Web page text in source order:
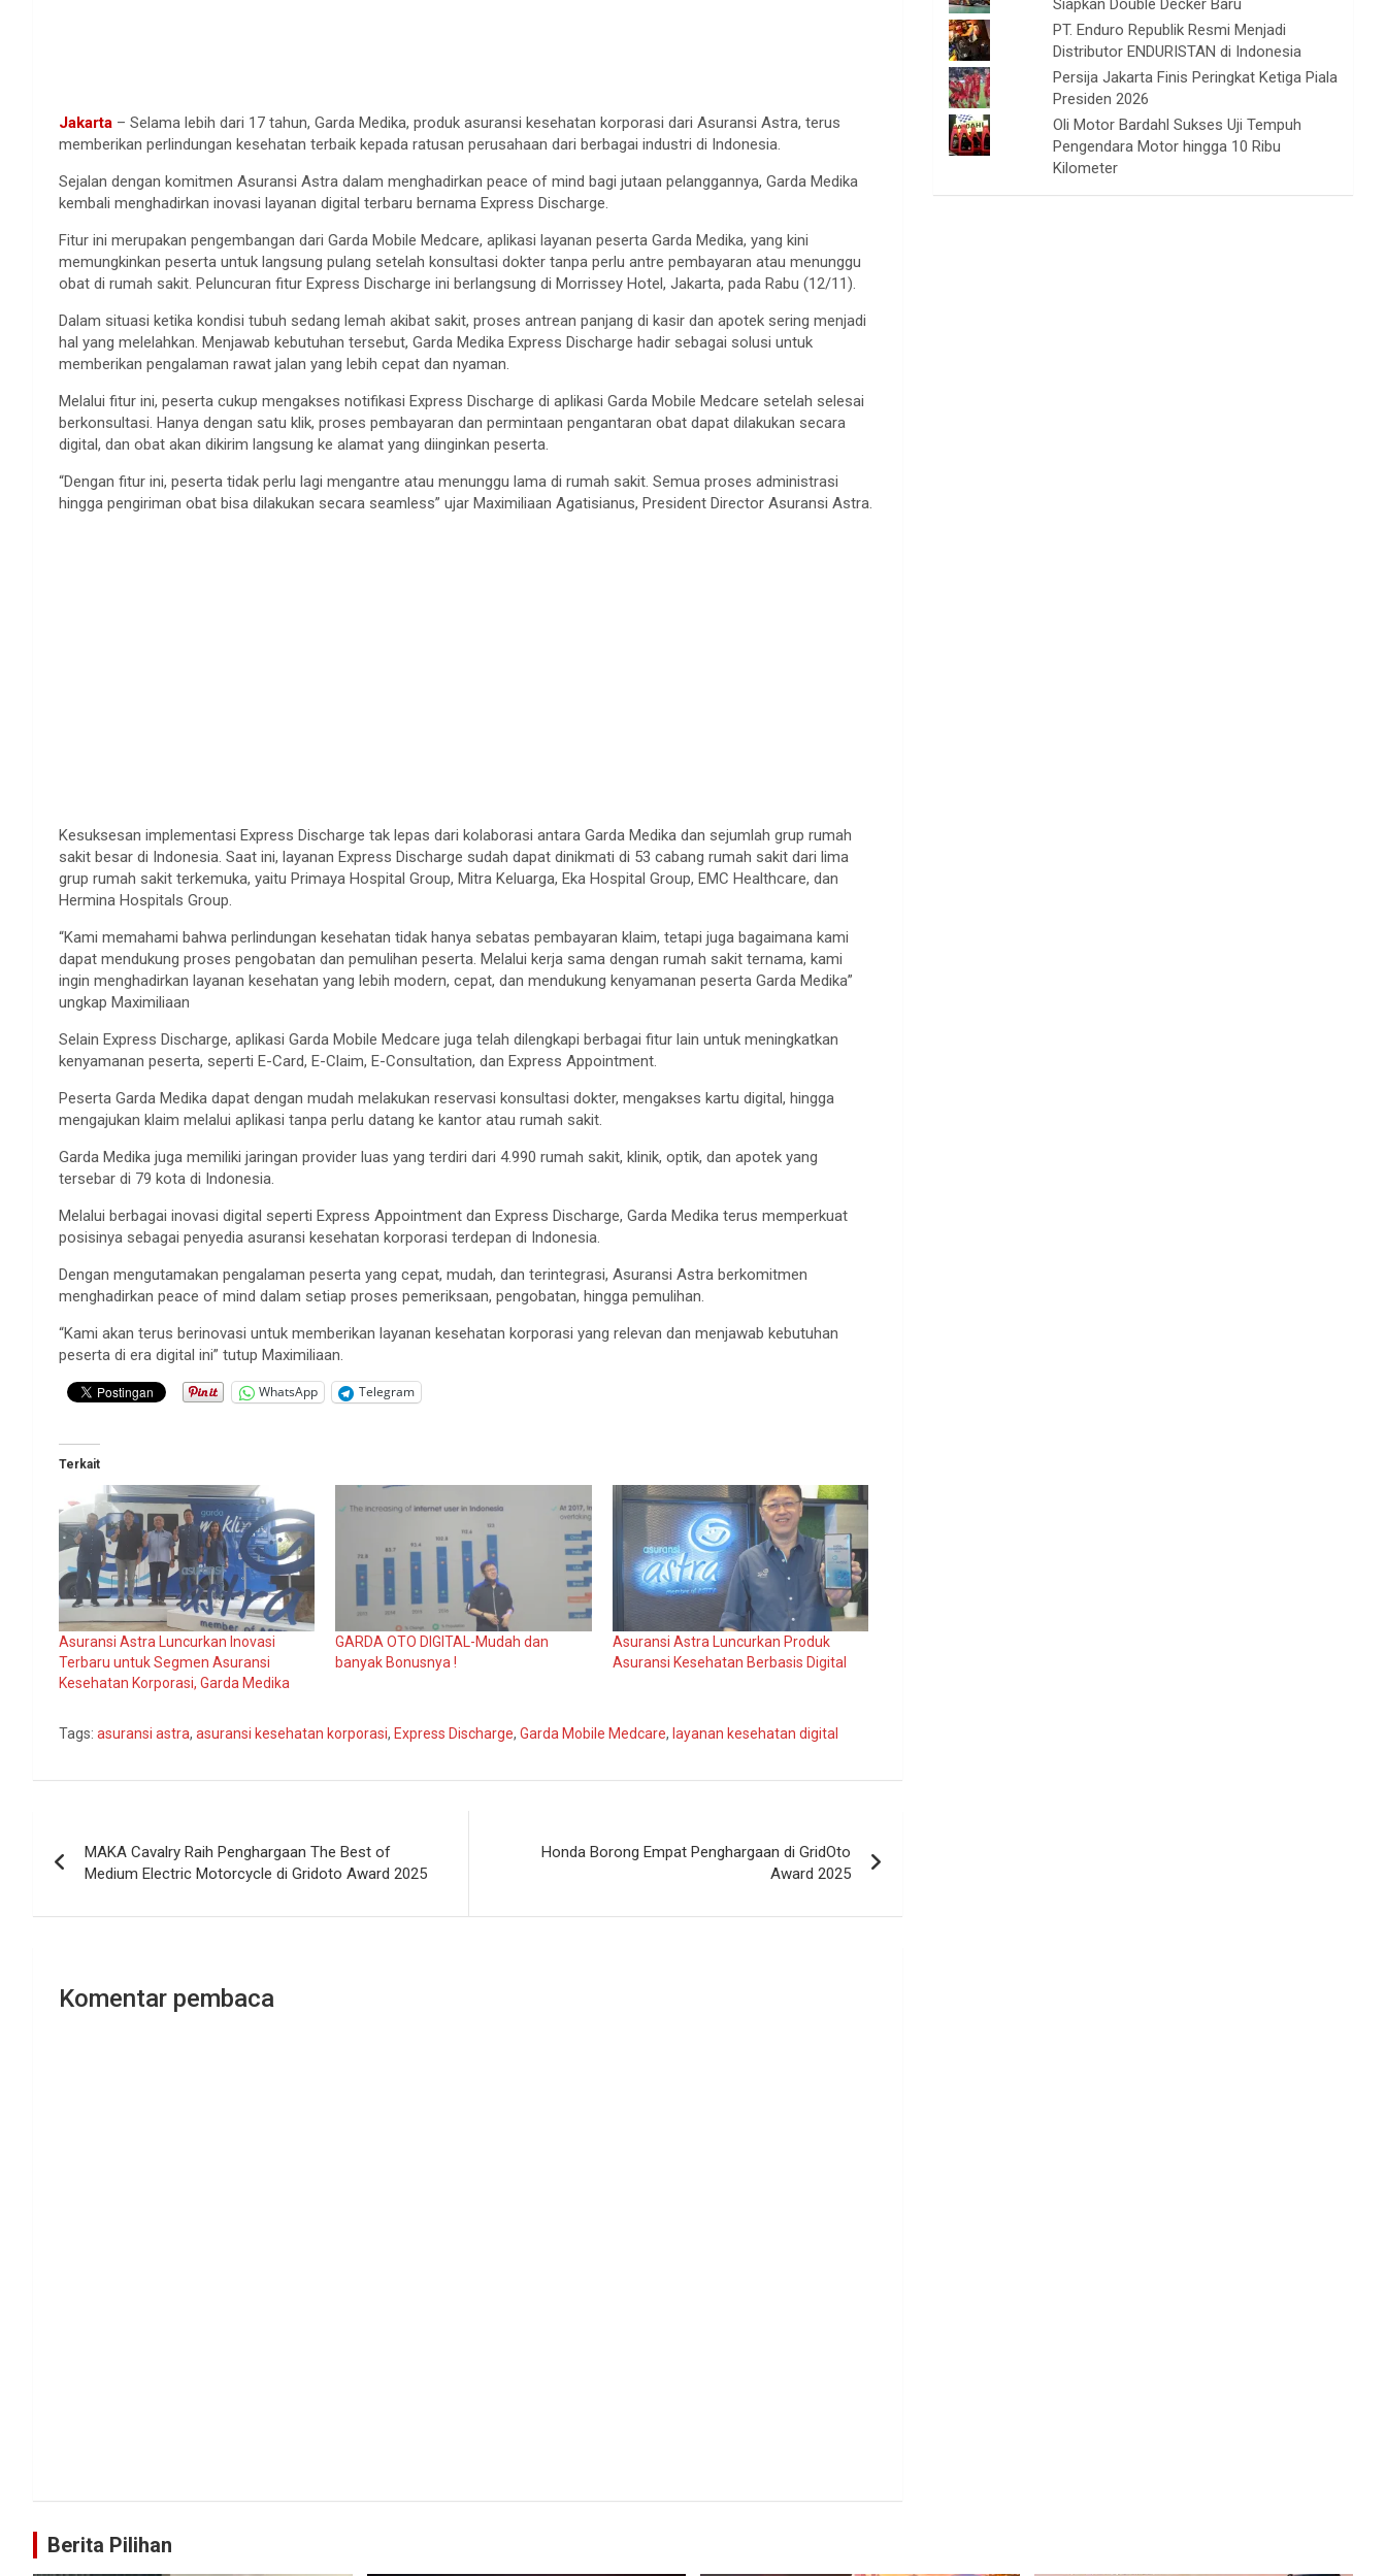
Jakarta – Selama lebih dari 17 tahun, Garda Medika, produk asuransi kesehatan korporasi dari Asuransi Astra, terus
memberikan perlindungan kesehatan terbaik kepada ratusan perusahaan dari berbagai industri di Indonesia.
Sejalan dengan komitmen Asuransi Astra dalam menghadirkan peace of mind bagi jutaan pelanggannya, Garda Medika
kembali menghadirkan inovasi layanan digital terbaru bernama Express Discharge.
Fitur ini merupakan pengembangan dari Garda Mobile Medcare, aplikasi layanan peserta Garda Medika, yang kini
memungkinkan peserta untuk langsung pulang setelah konsultasi dokter tanpa perlu antre pembayaran atau menunggu
obat di rumah sakit. Peluncuran fitur Express Discharge ini berlangsung di Morrissey Hotel, Jakarta, pada Rabu (12/11).
Dalam situasi ketika kondisi tubuh sedang lemah akibat sakit, proses antrean panjang di kasir dan apotek sering menjadi
hal yang melelahkan. Menjawab kebutuhan tersebut, Garda Medika Express Discharge hadir sebagai solusi untuk
memberikan pengalaman rawat jalan yang lebih cepat dan nyaman.
Melalui fitur ini, peserta cukup mengakses notifikasi Express Discharge di aplikasi Garda Mobile Medcare setelah selesai
berkonsultasi. Hanya dengan satu klik, proses pembayaran dan permintaan pengantaran obat dapat dilakukan secara
digital, dan obat akan dikirim langsung ke alamat yang diinginkan peserta.
“Dengan fitur ini, peserta tidak perlu lagi mengantre atau menunggu lama di rumah sakit. Semua proses administrasi
hingga pengiriman obat bisa dilakukan secara seamless” ujar Maximiliaan Agatisianus, President Director Asuransi Astra.
Kesuksesan implementasi Express Discharge tak lepas dari kolaborasi antara Garda Medika dan sejumlah grup rumah
sakit besar di Indonesia. Saat ini, layanan Express Discharge sudah dapat dinikmati di 53 cabang rumah sakit dari lima
grup rumah sakit terkemuka, yaitu Primaya Hospital Group, Mitra Keluarga, Eka Hospital Group, EMC Healthcare, dan
Hermina Hospitals Group.
“Kami memahami bahwa perlindungan kesehatan tidak hanya sebatas pembayaran klaim, tetapi juga bagaimana kami
dapat mendukung proses pengobatan dan pemulihan peserta. Melalui kerja sama dengan rumah sakit ternama, kami
ingin menghadirkan layanan kesehatan yang lebih modern, cepat, dan mendukung kenyamanan peserta Garda Medika”
ungkap Maximiliaan
Selain Express Discharge, aplikasi Garda Mobile Medcare juga telah dilengkapi berbagai fitur lain untuk meningkatkan
kenyamanan peserta, seperti E-Card, E-Claim, E-Consultation, dan Express Appointment.
Peserta Garda Medika dapat dengan mudah melakukan reservasi konsultasi dokter, mengakses kartu digital, hingga
mengajukan klaim melalui aplikasi tanpa perlu datang ke kantor atau rumah sakit.
Garda Medika juga memiliki jaringan provider luas yang terdiri dari 4.990 rumah sakit, klinik, optik, dan apotek yang
tersebar di 79 kota di Indonesia.
Melalui berbagai inovasi digital seperti Express Appointment dan Express Discharge, Garda Medika terus memperkuat
posisinya sebagai penyedia asuransi kesehatan korporasi terdepan di Indonesia.
Dengan mengutamakan pengalaman peserta yang cepat, mudah, dan terintegrasi, Asuransi Astra berkomitmen
menghadirkan peace of mind dalam setiap proses pemeriksaan, pengobatan, hingga pemulihan.
“Kami akan terus berinovasi untuk memberikan layanan kesehatan korporasi yang relevan dan menjawab kebutuhan
peserta di era digital ini” tutup Maximiliaan.
WhatsApp Telegram
Terkait
Asuransi Astra Luncurkan Inovasi
Terbaru untuk Segmen Asuransi
Kesehatan Korporasi, Garda Medika
GARDA OTO DIGITAL-Mudah dan
banyak Bonusnya !
Asuransi Astra Luncurkan Produk
Asuransi Kesehatan Berbasis Digital
Tags: asuransi astra, asuransi kesehatan korporasi, Express Discharge, Garda Mobile Medcare, layanan kesehatan digital
pos
MAKA Cavalry Raih Penghargaan The Best of
Medium Electric Motorcycle di Gridoto Award 2025
Honda Borong Empat Penghargaan di GridOto
Award 2025
Komentar pembaca
Siapkan Double Decker Baru
PT. Enduro Republik Resmi Menjadi
Distributor ENDURISTAN di Indonesia
Persija Jakarta Finis Peringkat Ketiga Piala
Presiden 2026
Oli Motor Bardahl Sukses Uji Tempuh
Pengendara Motor hingga 10 Ribu
Kilometer
Berita Pilihan